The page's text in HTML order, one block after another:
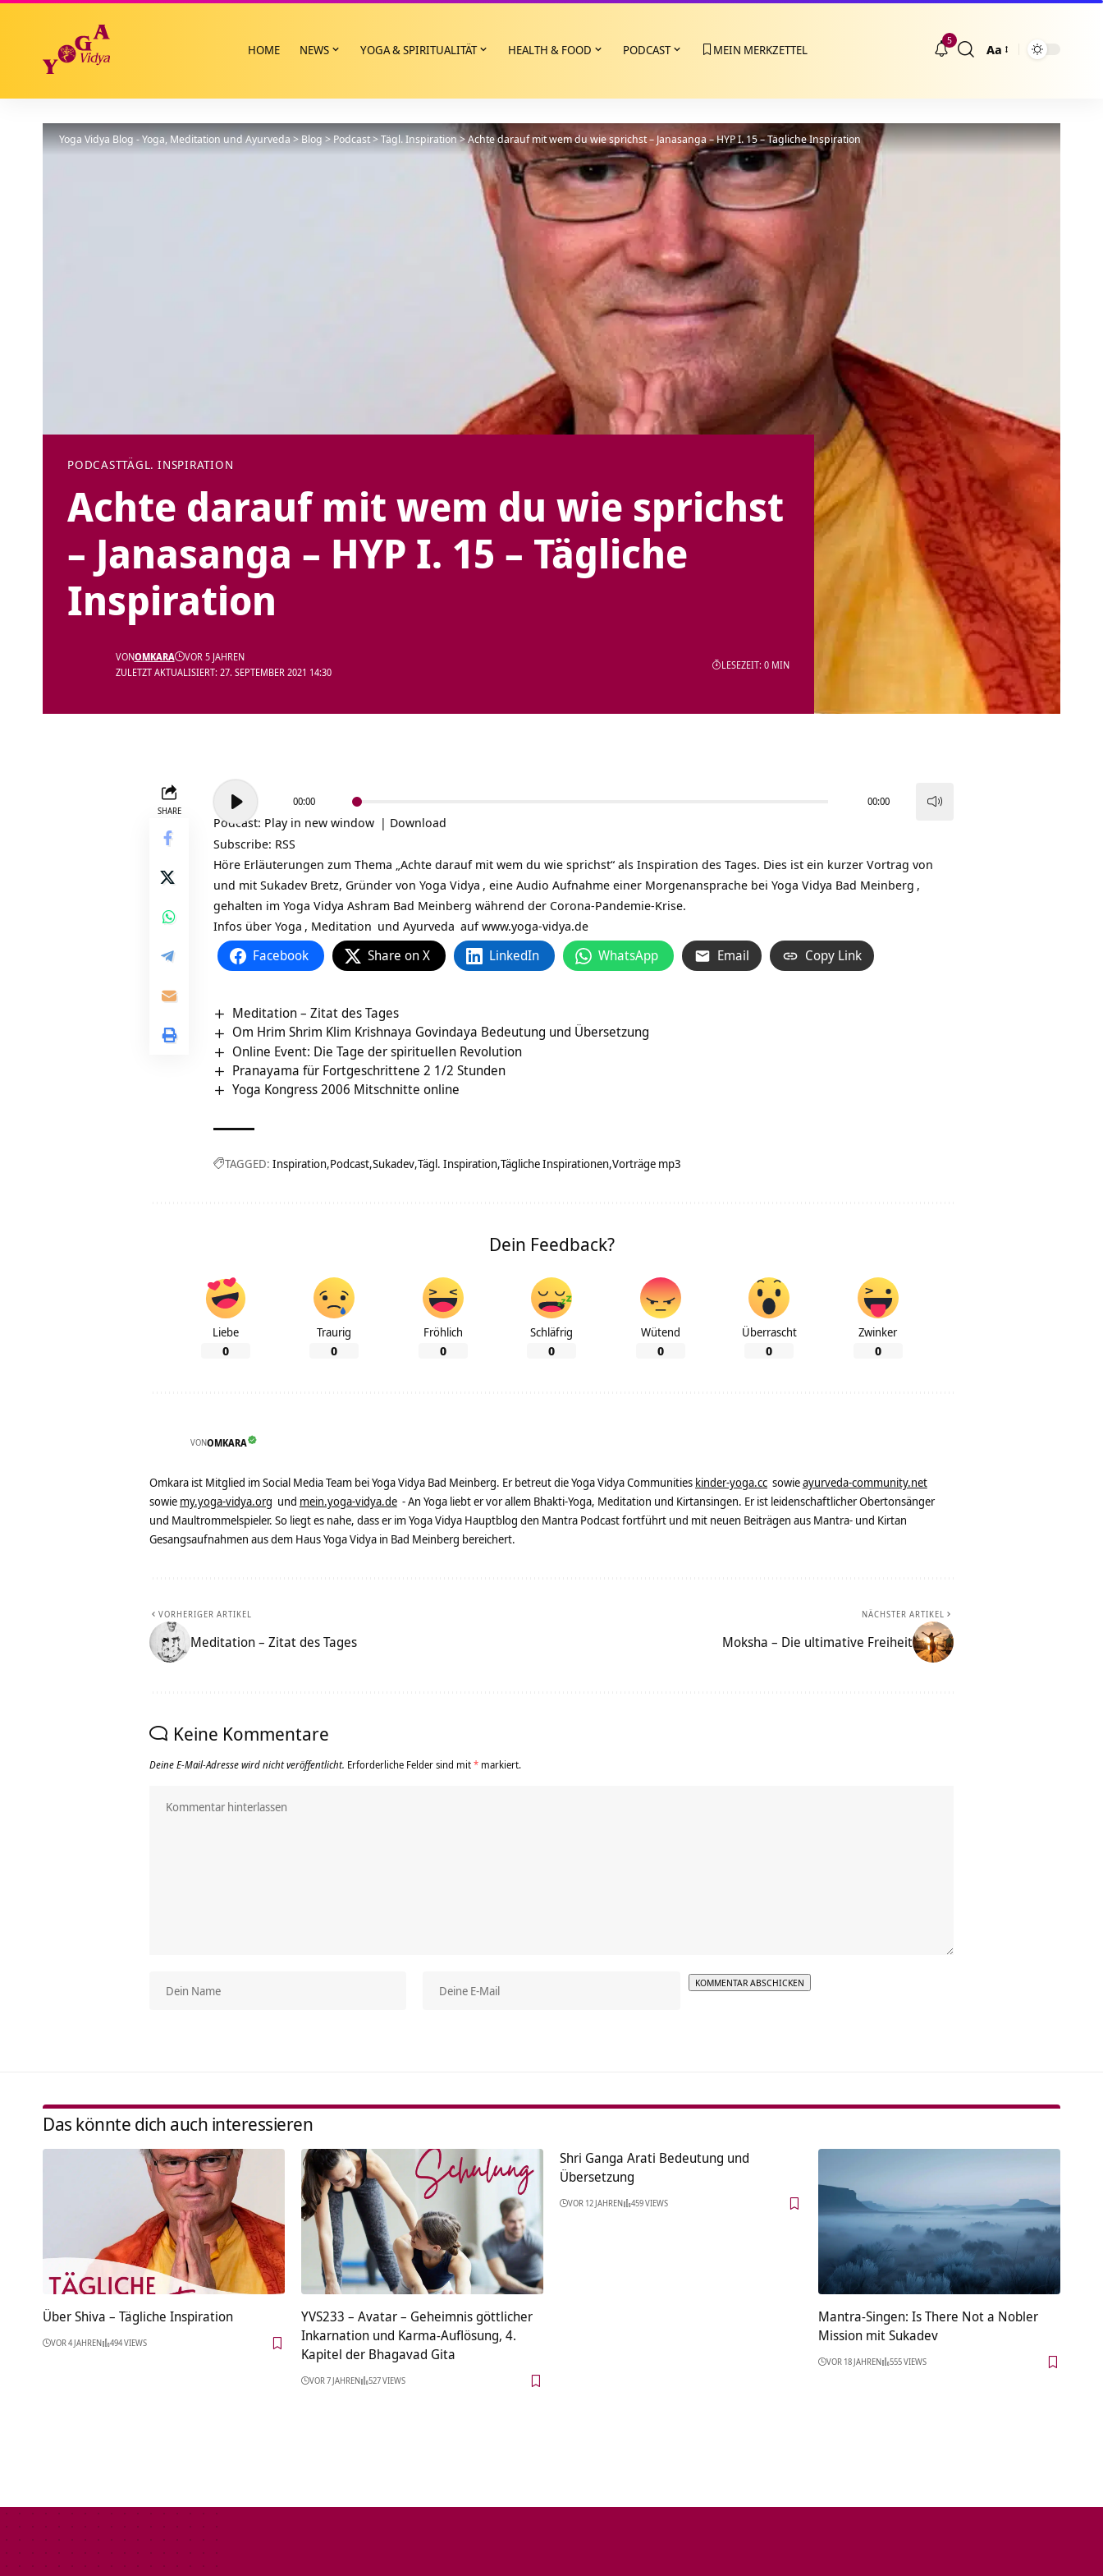
HOME NEWS YOGA & SPIRITUALITÄT HEALTH & FOOD PODCAST MEIN MERKZETTEL
5
Größenänderung
Aa
Yoga Vidya Blog - Yoga, Meditation und Ayurveda>Blog>Podcast>Tägl. Inspiration>Achte darauf mit wem du wie sprichst – Janasanga – HYP I. 15 – Tägliche Inspiration
PODCASTTÄGL. INSPIRATION
Achte darauf mit wem du wie sprichst
– Janasanga – HYP I. 15 – Tägliche
Inspiration
ZULETZT AKTUALISIERT: 27. SEPTEMBER 2021 14:30
VONOMKARA VOR 5 JAHREN
LESEZEIT: 0 MIN
SHARE
Audio-
Player
00:00 00:00
Podcast: Play in new window | Download
Subscribe: RSS
Höre Erläuterungen zum Thema „Achte darauf mit wem du wie sprichst“ als Inspiration des Tages. Dies ist ein kurzer Vortrag von
und mit Sukadev Bretz, Gründer von Yoga Vidya , eine Audio Aufnahme einer Morgenansprache bei Yoga Vidya Bad Meinberg ,
gehalten im Yoga Vidya Ashram Bad Meinberg während der Corona-Pandemie-Krise.
Infos über Yoga , Meditation und Ayurveda aufwww.yoga-vidya.de
Facebook Share on X LinkedIn WhatsApp Email Copy Link
Meditation – Zitat des Tages
Om Hrim Shrim Klim Krishnaya Govindaya Bedeutung und Übersetzung
Online Event: Die Tage der spirituellen Revolution
Pranayama für Fortgeschrittene 2 1/2 Stunden
Yoga Kongress 2006 Mitschnitte online
TAGGED: Inspiration Podcast Sukadev Tägl. Inspiration Tägliche Inspirationen Vorträge mp3
Dein Feedback?
Liebe
0
Traurig
0
Fröhlich
0
Schläfrig
0
Wütend
0
Überrascht
0
Zwinker
0
VONOMKARA
Omkara ist Mitglied im Social Media Team bei Yoga Vidya Bad Meinberg. Er betreut die Yoga Vidya Communities kinder-yoga.cc sowieayurveda-community.net
sowie my.yoga-vidya.org und mein.yoga-vidya.de - An Yoga liebt er vor allem Bhakti-Yoga, Meditation und Kirtansingen. Er ist leidenschaftlicher Obertonsänger
und Maultrommelspieler. So liegt es nahe, dass er im Yoga Vidya Hauptblog den Mantra Podcast fortführt und mit neuen Beiträgen aus Mantra- und Kirtan
Gesangsaufnahmen aus dem Haus Yoga Vidya in Bad Meinberg bereichert.
VORHERIGER ARTIKEL
Meditation – Zitat des Tages
NÄCHSTER ARTIKEL
Moksha – Die ultimative Freiheit
Keine Kommentare
Deine E-Mail-Adresse wird nicht veröffentlicht. Erforderliche Felder sind mit* markiert.
Das könnte dich auch interessieren
Über Shiva – Tägliche Inspiration
VOR 4 JAHREN 494 VIEWS
YVS233 – Avatar – Geheimnis göttlicher
Inkarnation und Karma-Auflösung, 4.
Kapitel der Bhagavad Gita
VOR 7 JAHREN 527 VIEWS
Shri Ganga Arati Bedeutung und
Übersetzung
VOR 12 JAHREN 459 VIEWS
Mantra-Singen: Is There Not a Nobler
Mission mit Sukadev
VOR 18 JAHREN 555 VIEWS